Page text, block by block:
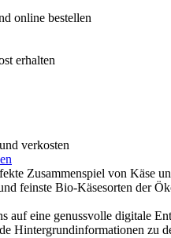
online bestellen
erhalten
verkosten
Zusammenspiel von Käse
feinste Bio-Käsesorten der
auf eine genussvolle digitale
Hintergrundinformationen zu